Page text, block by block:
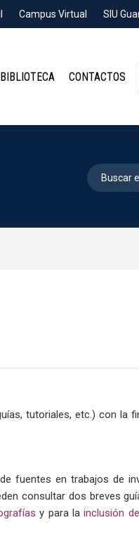
Campus Virtual SIU
BIBLIOTECA CONTACTOS
tutoriales, etc.) con la
fuentes en trabajos de
consultar dos breves
y para lainclusión